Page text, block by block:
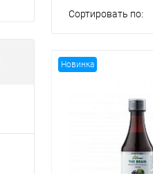
Сортировать по:
Новинка